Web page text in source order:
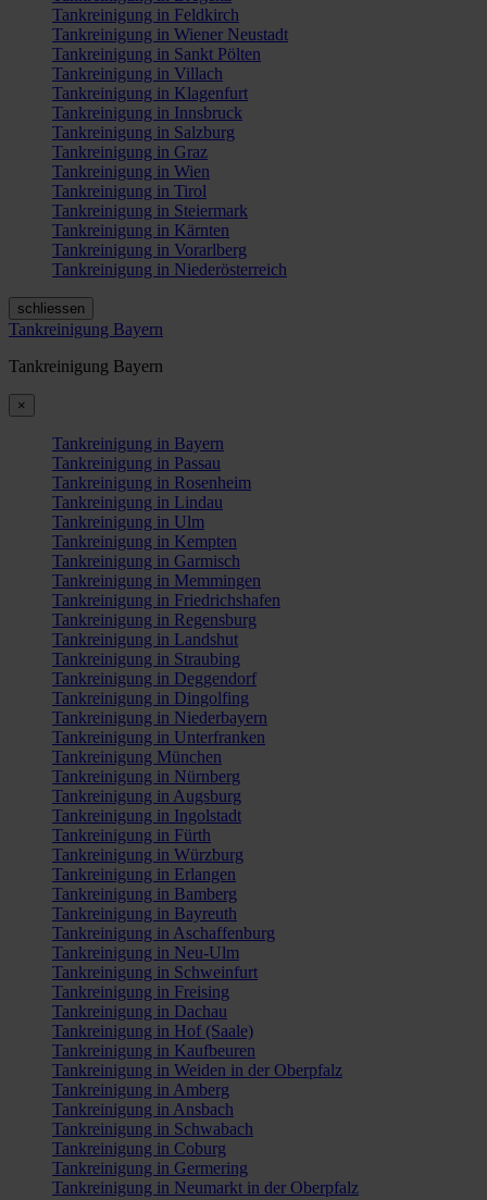
Tankreinigung in Feldkirch
Tankreinigung in Wiener Neustadt
Tankreinigung in Sankt Pölten
Tankreinigung in Villach
Tankreinigung in Klagenfurt
Tankreinigung in Innsbruck
Tankreinigung in Salzburg
Tankreinigung in Graz
Tankreinigung in Wien
Tankreinigung in Tirol
Tankreinigung in Steiermark
Tankreinigung in Kärnten
Tankreinigung in Vorarlberg
Tankreinigung in Niederösterreich
schliessen
Tankreinigung Bayern
Tankreinigung Bayern
×
Tankreinigung in Bayern
Tankreinigung in Passau
Tankreinigung in Rosenheim
Tankreinigung in Lindau
Tankreinigung in Ulm
Tankreinigung in Kempten
Tankreinigung in Garmisch
Tankreinigung in Memmingen
Tankreinigung in Friedrichshafen
Tankreinigung in Regensburg
Tankreinigung in Landshut
Tankreinigung in Straubing
Tankreinigung in Deggendorf
Tankreinigung in Dingolfing
Tankreinigung in Niederbayern
Tankreinigung in Unterfranken
Tankreinigung München
Tankreinigung in Nürnberg
Tankreinigung in Augsburg
Tankreinigung in Ingolstadt
Tankreinigung in Fürth
Tankreinigung in Würzburg
Tankreinigung in Erlangen
Tankreinigung in Bamberg
Tankreinigung in Bayreuth
Tankreinigung in Aschaffenburg
Tankreinigung in Neu-Ulm
Tankreinigung in Schweinfurt
Tankreinigung in Freising
Tankreinigung in Dachau
Tankreinigung in Hof (Saale)
Tankreinigung in Kaufbeuren
Tankreinigung in Weiden in der Oberpfalz
Tankreinigung in Amberg
Tankreinigung in Ansbach
Tankreinigung in Schwabach
Tankreinigung in Coburg
Tankreinigung in Germering
Tankreinigung in Neumarkt in der Oberpfalz